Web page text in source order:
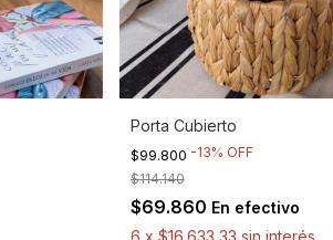
Porta Cubierto
$99.800 -13% OFF
$114.140
$69.860 En efectivo
6 x $16.633,33 sin interés